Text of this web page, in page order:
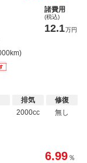
諸費用
(税込)
12.1万円
排気
2000cc
修復
無し
6.99 ％